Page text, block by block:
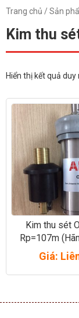
Trang chủ / Sản
Kim thu
Hiển thị kết quả duy
Kim thu sét
Rp=107m
Pháp)
Giá: